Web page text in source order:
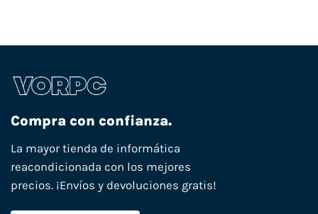
Compra con confianza.
La mayor tienda de informática
reacondicionada con los mejores
precios. ¡Envíos y devoluciones gratis!